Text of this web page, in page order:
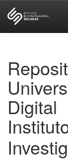
Digital